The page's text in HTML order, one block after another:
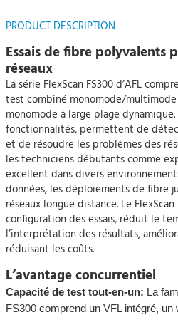
PRODUCT DESCRIPTION
Essais de fibre polyvalents
réseaux
La série FlexScan FS300 d’AFL
test combiné monomode/
monomode à large plage
fonctionnalités, permettent de
et de résoudre les problèmes des
les techniciens débutants comme
excellent dans divers
données, les déploiements de fibre
réseaux longue distance. Le
configuration des essais, réduit le
l’interprétation des résultats,
réduisant les coûts.
L’avantage concurrentiel
Capacité de test tout-en-un: La
FS300 comprend un VFL intégré,